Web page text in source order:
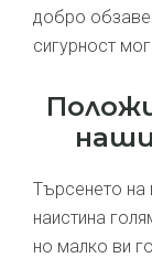
добро
сигурност
Търсенето на
наистина
но малко ви